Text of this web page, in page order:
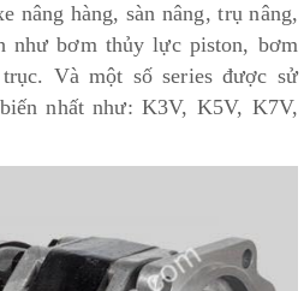
nâng hàng, sàn nâng, trụ nâng,
bơm thủy lực piston, bơm
Và một số series được sử
nhất như: K3V, K5V, K7V,